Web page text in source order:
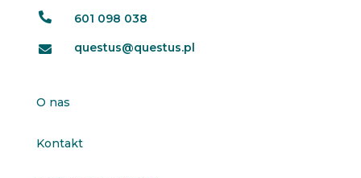
 601 098 038
 questus@questus.pl
O nas
Kontakt